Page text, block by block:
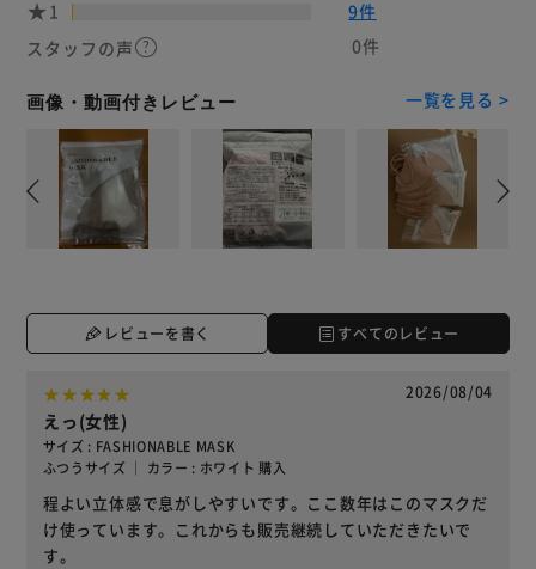
1
9件
スタッフの声
0件
画像・動画付きレビュー 一覧を見る >
レビューを書く すべてのレビュー
2026/08/04
えっ(女性)
サイズ : FASHIONABLE MASK
ふつうサイズ ｜ カラー : ホワイト 購入
程よい立体感で息がしやすいです。ここ数年はこのマスクだ
け使っています。これからも販売継続していただきたいで
す。